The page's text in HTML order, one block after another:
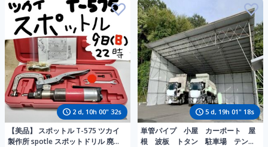
2 d, 10h 00" 30s
【美品】 スポットル T-575 ツカイ
製作所 spotle スポットドリル 廃番
5 d, 19h 01" 16s
単管パイプ 小屋 カーポート 屋
根 波板 トタン 駐車場 テント